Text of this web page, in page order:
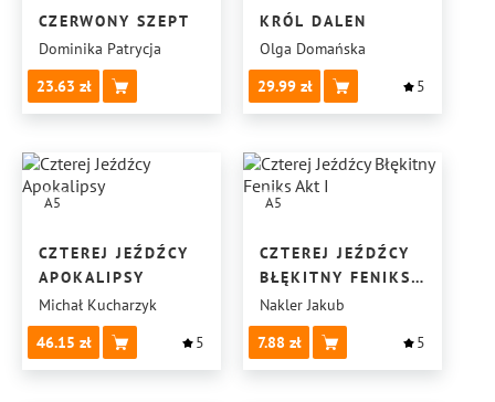
CZERWONY SZEPT
Dominika Patrycja
23.63
KRÓL DALEN
Olga Domańska
29.99
5
A5
CZTEREJ JEŹDŹCY
APOKALIPSY
Michał Kucharzyk
46.15
5
A5
CZTEREJ JEŹDŹCY
BŁĘKITNY FENIKS
AKT I
Nakler Jakub
7.88
5